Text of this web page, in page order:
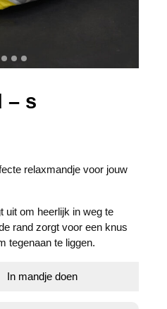
– s
relaxmandje voor jouw
uit om heerlijk in weg te
rand zorgt voor een knus
tegenaan te liggen.
In mandje doen